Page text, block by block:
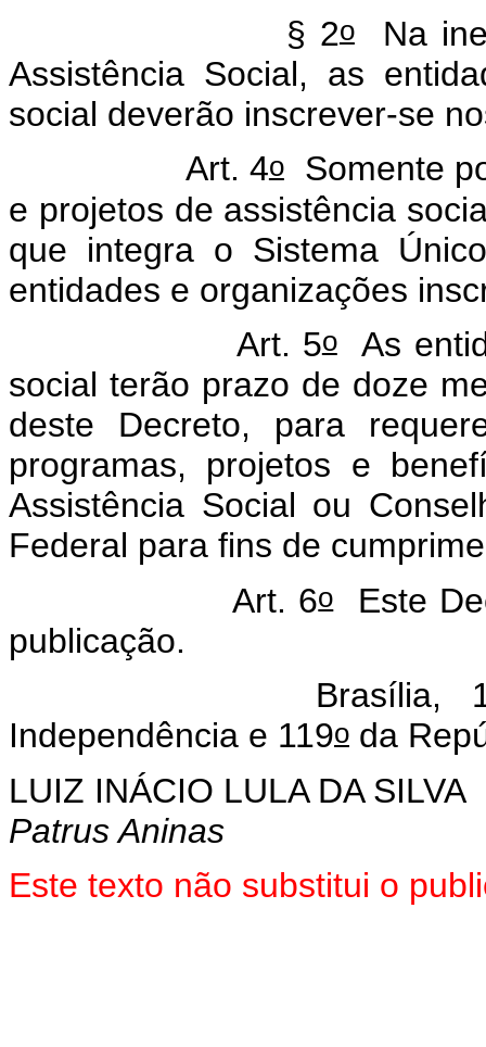
2oNa
Assistência Social, as
social deverão inscrever-se
4oSomente
e projetos de assistência
que integra o Sistema
entidades e organizações
5oAs
social terão prazo de doze
deste Decreto, para
programas, projetos e
Assistência Social ou
Federal para fins de
6oEste
publicação.
14 de
Independência e 119o da
LUIZ INÁCIO LULA DA SILVA
Patrus Aninas
Este texto não substitui o